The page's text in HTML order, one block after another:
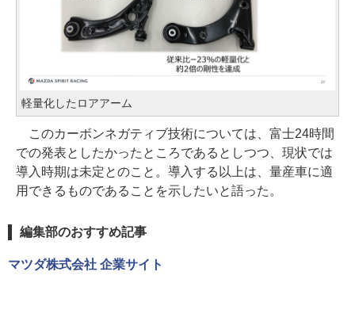
軽量化したロアアーム
このカーボンネガティブ技術については、富士24時間
での発表としたかったところであるとしつつ、現状では
導入時期は未定とのこと。導入する以上は、量産車に適
用できるものであることを示したいと語った。
編集部のおすすめ記事
マツダ株式会社 企業サイト